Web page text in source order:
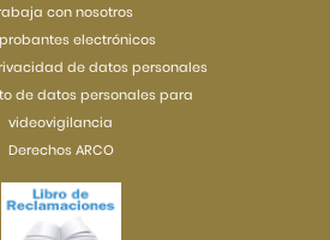
con nosotros
electrónicos
de datos personales
de datos personales para
videovigilancia
Derechos ARCO